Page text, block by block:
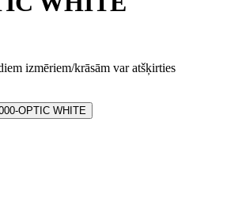
izmēriem/krāsām var atšķirties
OPTIC WHITE